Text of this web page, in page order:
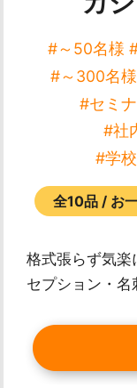
#～50名様
#～300名様
#セミ
#社
#学
全10品 / お
格式張らず気楽
セプション・